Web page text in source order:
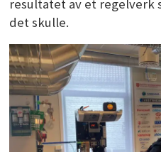
resultatet av et regelverk
det skulle.